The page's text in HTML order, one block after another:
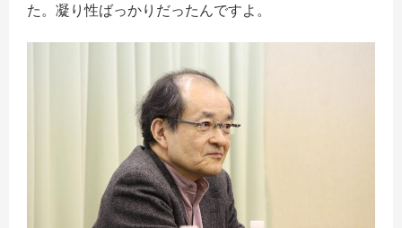
た。凝り性ばっかりだったんですよ。